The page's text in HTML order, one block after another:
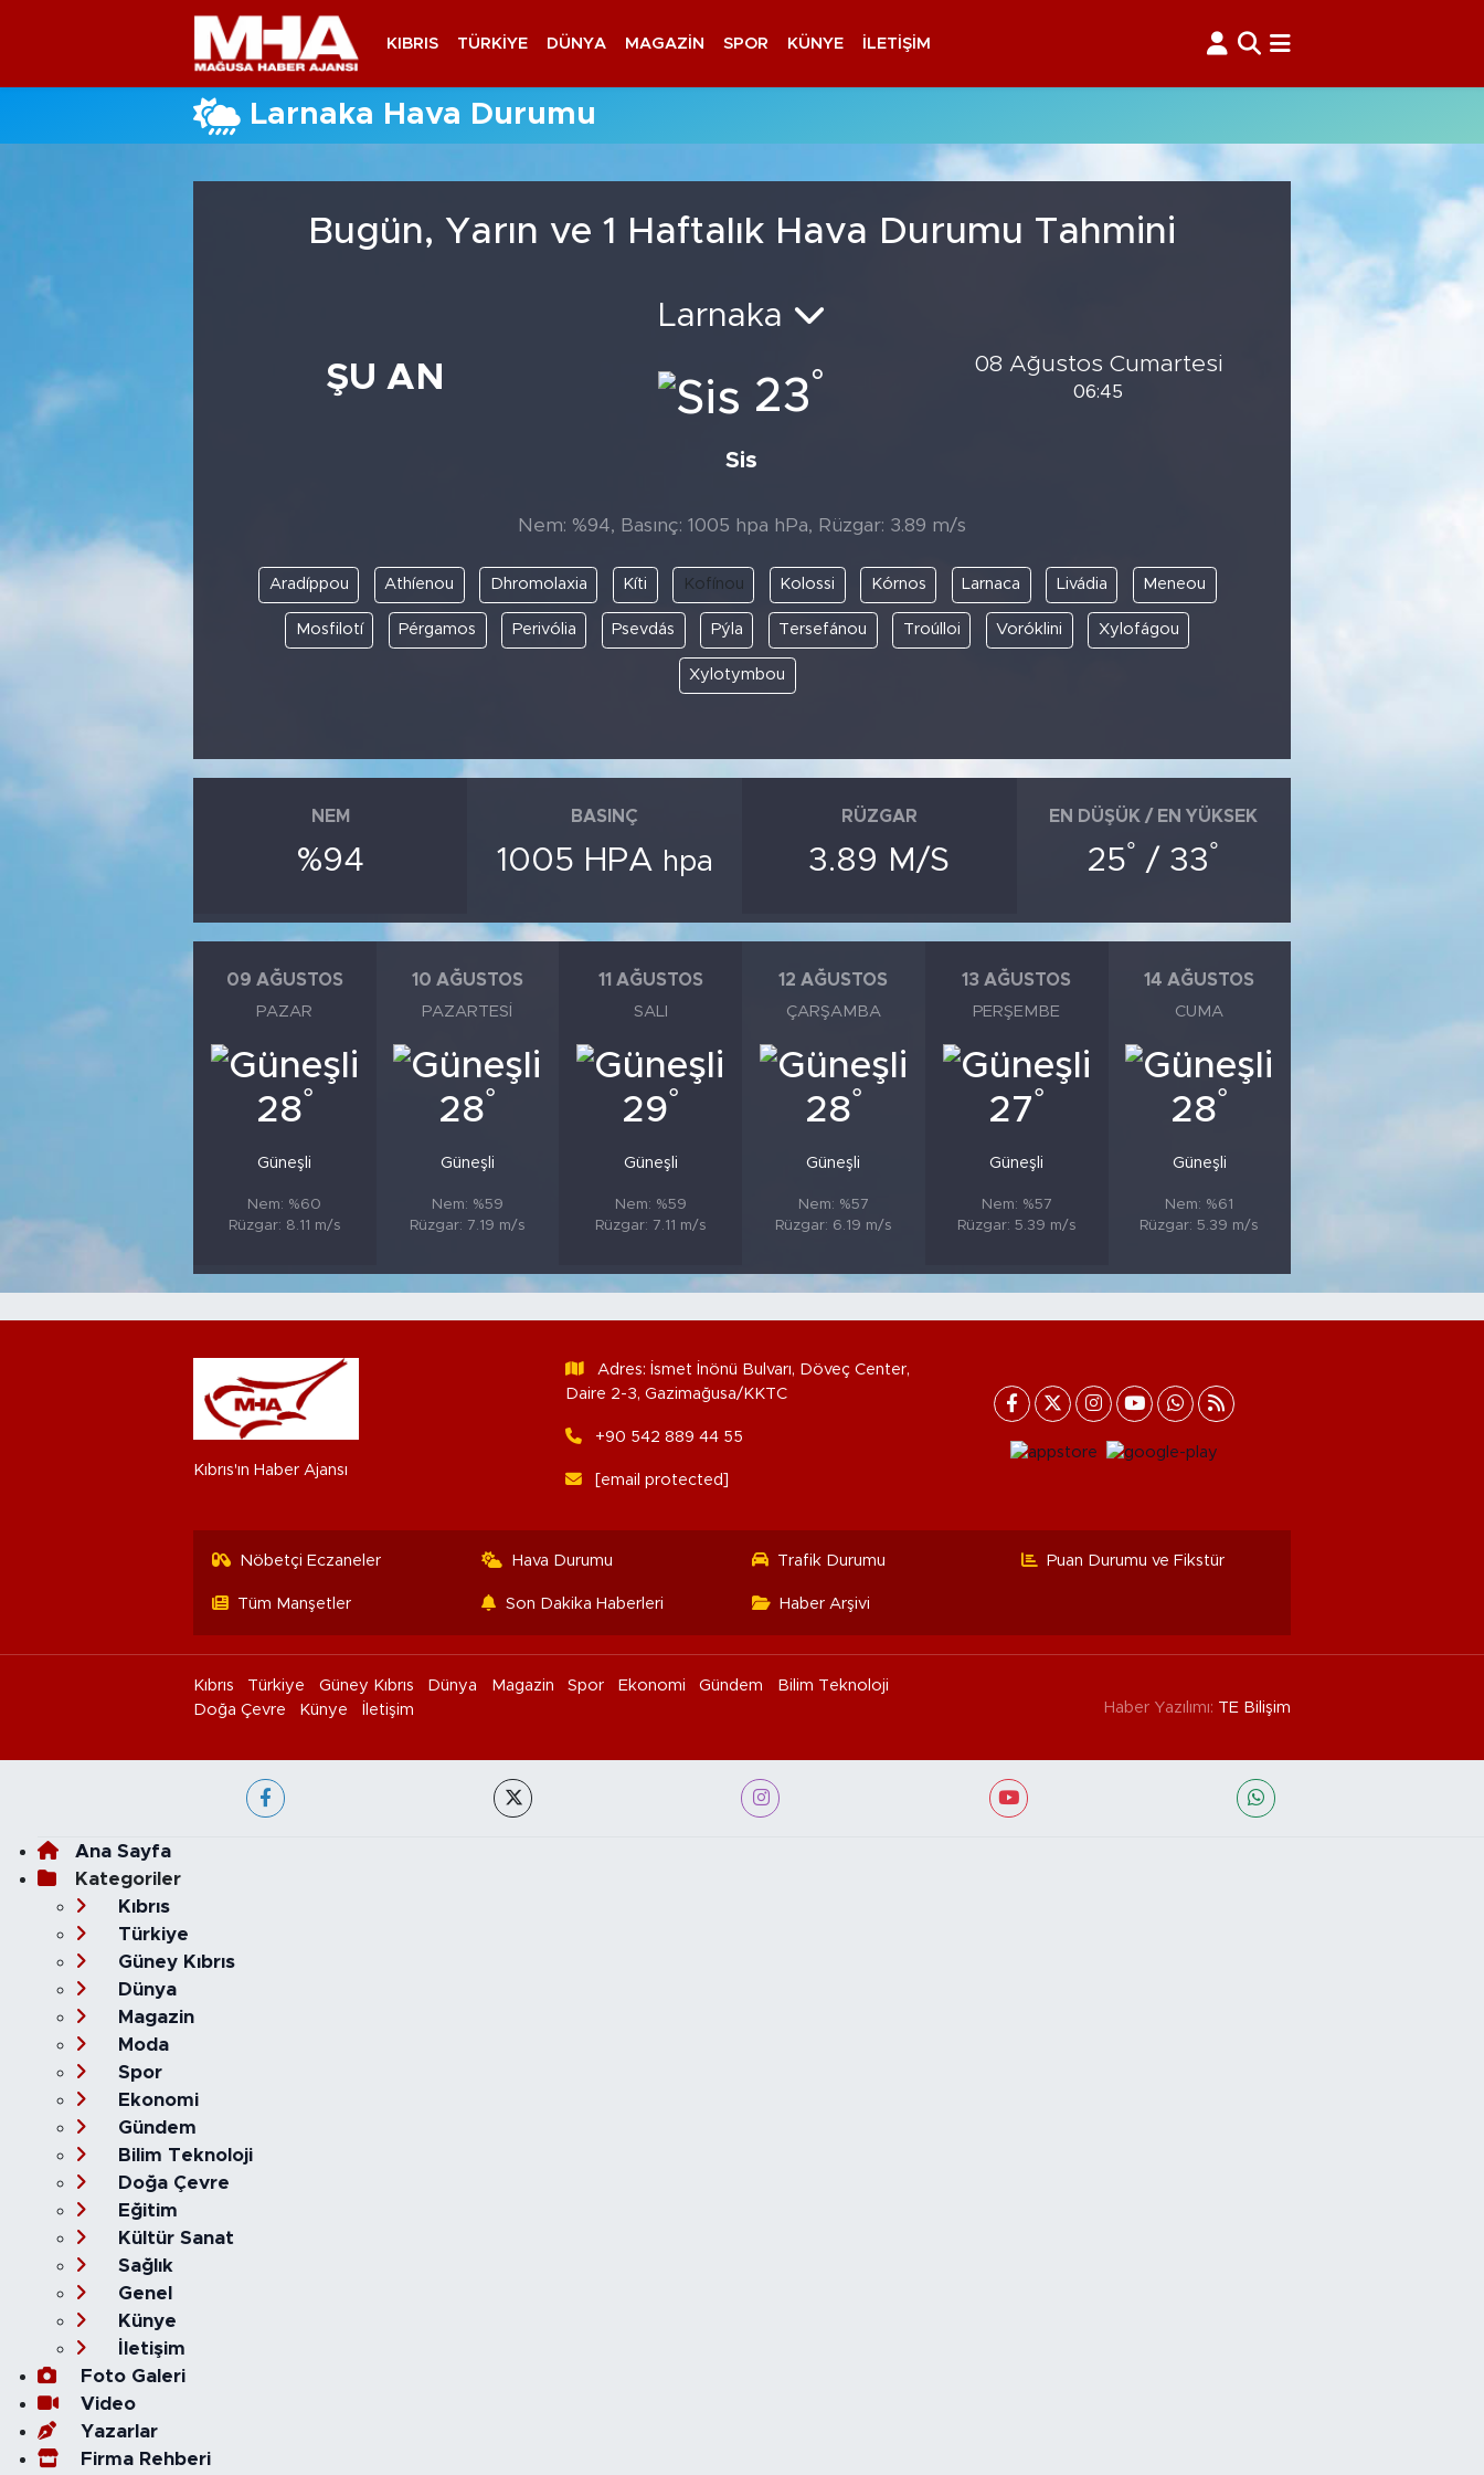
KIBRIS TÜRKIYE DÜNYA MAGAZIN SPOR KÜNYE İLETIŞIM
Larnaka Hava Durumu
Bugün, Yarın ve 1 Haftalık Hava Durumu Tahmini
ŞU AN
Larnaka
23°
Sis
08 Ağustos Cumartesi
06:45
Nem: %94, Basınç: 1005 hpa hPa, Rüzgar: 3.89 m/s
Aradíppou Athíenou Dhromolaxia Kíti Kofínou Kolossi Kórnos Larnaca Livádia Meneou
Mosfilotí Pérgamos Perivólia Psevdás Pýla Tersefánou Troúlloi Voróklini Xylofágou
Xylotymbou
NEM
%94
BASINÇ
1005 HPA hpa
RÜZGAR
3.89 M/S
EN DÜŞÜK / EN YÜKSEK
25° / 33°
09 AĞUSTOS
PAZAR
28°
Güneşli
Nem: %60
Rüzgar: 8.11 m/s
10 AĞUSTOS
PAZARTESI
28°
Güneşli
Nem: %59
Rüzgar: 7.19 m/s
11 AĞUSTOS
SALI
29°
Güneşli
Nem: %59
Rüzgar: 7.11 m/s
12 AĞUSTOS
ÇARŞAMBA
28°
Güneşli
Nem: %57
Rüzgar: 6.19 m/s
13 AĞUSTOS
PERŞEMBE
27°
Güneşli
Nem: %57
Rüzgar: 5.39 m/s
14 AĞUSTOS
CUMA
28°
Güneşli
Nem: %61
Rüzgar: 5.39 m/s
Kıbrıs'ın Haber Ajansı
Adres: İsmet İnönü Bulvarı, Döveç Center,
Daire 2-3, Gazimağusa/KKTC
+90 542 889 44 55
[email protected]
Nöbetçi Eczaneler Hava Durumu Trafik Durumu Puan Durumu ve Fikstür
Tüm Manşetler Son Dakika Haberleri Haber Arşivi
Kıbrıs Türkiye Güney Kıbrıs Dünya Magazin Spor Ekonomi Gündem
Bilim Teknoloji
Doğa Çevre
Künye İletişim Haber Yazılımı: TE Bilişim
Ana Sayfa
Kategoriler
Kıbrıs
Türkiye
Güney Kıbrıs
Dünya
Magazin
Moda
Spor
Ekonomi
Gündem
Bilim Teknoloji
Doğa Çevre
Eğitim
Kültür Sanat
Sağlık
Genel
Künye
İletişim
Foto Galeri
Video
Yazarlar
Firma Rehberi